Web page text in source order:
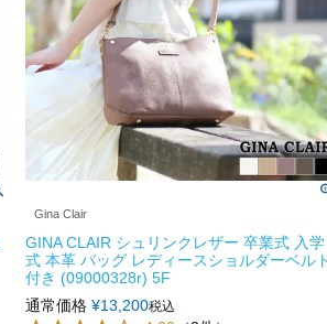
Gina Clair
GINA CLAIR シュリンクレザー 卒業式 入学
式 本革 バッグ レディースショルダーベルト
付き (09000328r) 5F
通常価格 ¥13,200税込